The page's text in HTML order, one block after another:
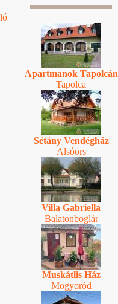
Apartmanok Tapolcán
Tapolca
Sétány Vendégház
Alsóörs
Villa Gabriella
Balatonboglár
Muskátlis Ház
Mogyoród